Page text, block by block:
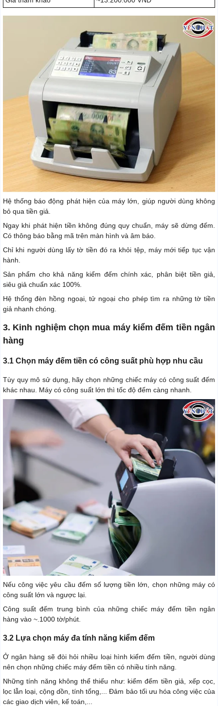
Hệ thống báo động phát hiện của máy lớn, giúp người dùng không
bỏ qua tiền giả.
Ngay khi phát hiện tiền không đúng quy chuẩn, máy sẽ dừng đếm.
Có thông báo bằng mã trên màn hình và âm báo.
Chỉ khi người dùng lấy tờ tiền đó ra khỏi tệp, máy mới tiếp tục vận
hành.
Sản phẩm cho khả năng kiểm đếm chính xác, phân biệt tiền giả,
siêu giả chuẩn xác 100%.
Hệ thống đèn hồng ngoại, tử ngoại cho phép tìm ra những tờ tiền
giả nhanh chóng.
3. Kinh nghiệm chọn mua máy kiểm đếm tiền ngân
hàng
3.1 Chọn máy đếm tiền có công suất phù hợp nhu cầu
Tùy quy mô sử dụng, hãy chọn những chiếc máy có công suất đếm
khác nhau. Máy có công suất lớn thì tốc độ đếm càng nhanh.
Nếu công việc yêu cầu đếm số lượng tiền lớn, chọn những máy có
công suất lớn và ngược lại.
Công suất đếm trung bình của những chiếc máy đếm tiền ngân
hàng vào ~.1000 tờ/phút.
3.2 Lựa chọn máy đa tính năng kiểm đếm
Ở ngân hàng sẽ đòi hỏi nhiều loại hình kiểm đếm tiền, người dùng
nên chọn những chiếc máy đếm tiền có nhiều tính năng.
Những tính năng không thể thiếu như: kiểm đếm tiền giả, xếp cọc,
lọc lẫn loại, cộng dồn, tính tổng,... Đảm bảo tối ưu hóa công việc của
các giao dịch viên, kế toán,...